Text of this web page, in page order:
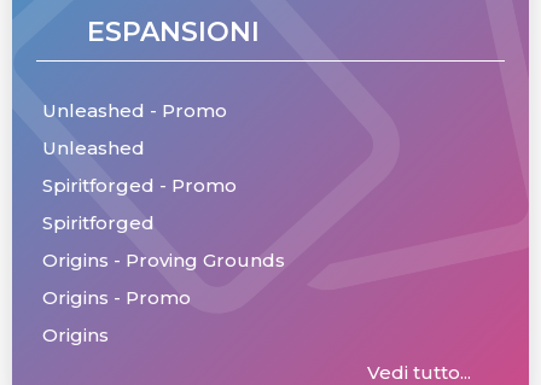
ESPANSIONI
Unleashed - Promo
Unleashed
Spiritforged - Promo
Spiritforged
Origins - Proving Grounds
Origins - Promo
Origins
Vedi tutto...